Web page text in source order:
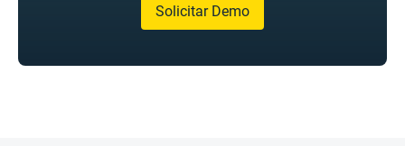
Solicitar Demo